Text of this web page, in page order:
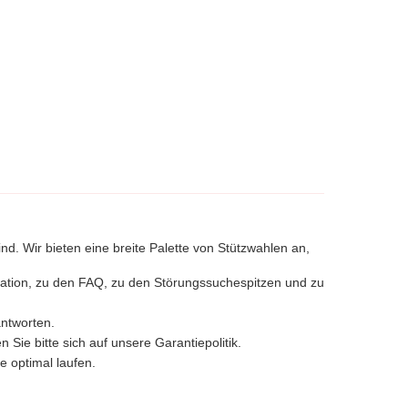
Wir bieten eine breite Palette von Stützwahlen an,
zu den FAQ, zu den Störungssuchespitzen und zu
Sie bitte sich auf unsere Garantiepolitik.
optimal laufen.